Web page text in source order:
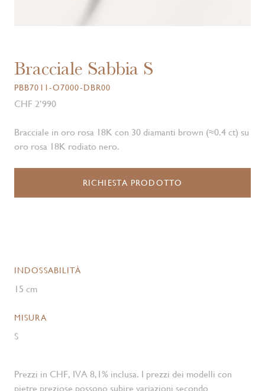
Bracciale Sabbia S
PBB7011-O7000-DBR00
CHF 2’990
Bracciale in oro rosa 18K con 30 diamanti brown (≈0.4 ct) su
oro rosa 18K rodiato nero.
RICHIESTA PRODOTTO
INDOSSABILITÀ
15 cm
MISURA
S
Prezzi in CHF, IVA 8,1% inclusa. I prezzi dei modelli con
pietre preziose possono subire variazioni secondo